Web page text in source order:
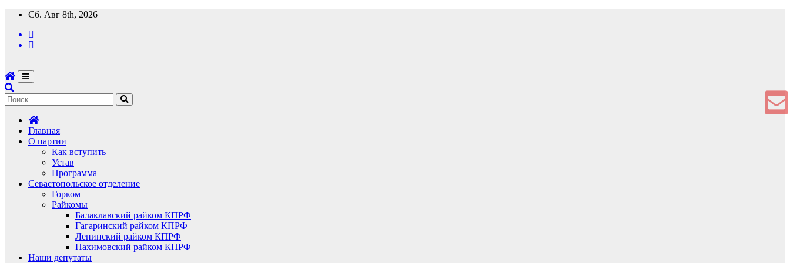
Перейти
содержимому
Сб. Авг 8th, 2026
Главная
О партии
Как вступить
Устав
Программа
Севастопольское отделение
Горком
Райкомы
Балаклавский райком КПРФ
Гагаринский райком КПРФ
Ленинский райком КПРФ
Нахимовский райком КПРФ
Наши депутаты